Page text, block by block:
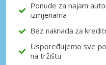
Ponude za najam
izmjenama
Bez naknada za
Uspoređujemo sve
na tržištu